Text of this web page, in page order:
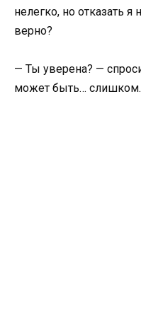
нелегко, но отказать
верно?
— Ты уверена? —
может быть… слишком.